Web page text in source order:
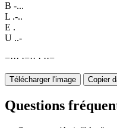
B -...
L .-..
E .
U ..-
−··· ·−·· · ··−
Télécharger l'image Copier
Questions